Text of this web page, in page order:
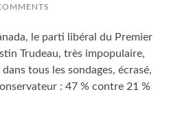
le parti libéral du Premier
Trudeau, très impopulaire,
tous les sondages, écrasé,
: 47 % contre 21 %